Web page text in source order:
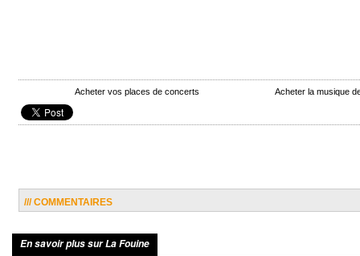
Acheter vos places de concerts Acheter la musique
/// COMMENTAIRES
En savoir plus sur La Fouine